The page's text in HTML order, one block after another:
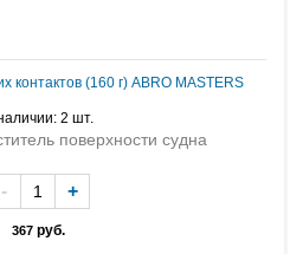
контактов (160 г) ABRO MASTERS
2 шт.
поверхности судна
367руб.
- +